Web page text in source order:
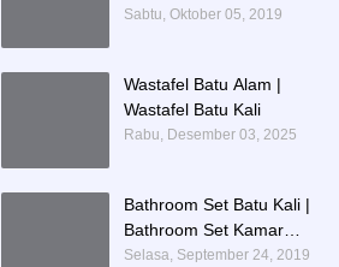
Prasasti
Sabtu, Oktober 05, 2019
Wastafel Batu Alam |
Wastafel Batu Kali
Rabu, Desember 03, 2025
Bathroom Set Batu Kali |
Bathroom Set Kamar
Mandi Mewah
Selasa, September 24, 2019